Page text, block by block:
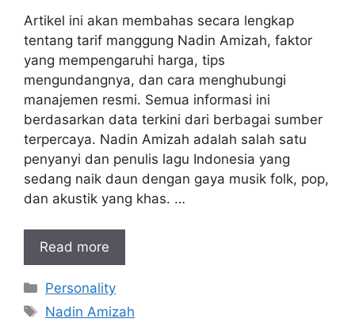
Artikel ini akan membahas secara lengkap
tentang tarif manggung Nadin Amizah, faktor
yang mempengaruhi harga, tips
mengundangnya, dan cara menghubungi
manajemen resmi. Semua informasi ini
berdasarkan data terkini dari berbagai sumber
terpercaya. Nadin Amizah adalah salah satu
penyanyi dan penulis lagu Indonesia yang
sedang naik daun dengan gaya musik folk, pop,
dan akustik yang khas. …
Read more
Kategori
Personality
Tag
Nadin Amizah